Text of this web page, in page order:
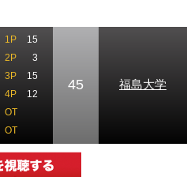
1P
15
2P
3
3P
15
4P
12
OT
OT
45 福島大学